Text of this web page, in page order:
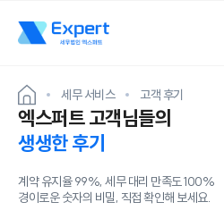
엑스퍼트 고객님들의
생생한 후기
계약 유지율 99%, 세무 대리 만족도 100%
경이로운 숫자의 비밀, 직접 확인해 보세요.
세무 서비스 고객 후기